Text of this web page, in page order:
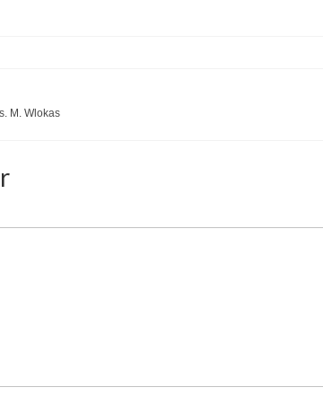
M. Wlokas